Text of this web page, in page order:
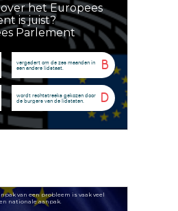
het Europees
is juist?
Parlement
B
vergadert om de zes maanden in
een andere lidstaat.
D
wordt rechtstreeks gekozen door
de burgers van de lidstaten.
van een probleem is vaak veel
nationale aanpak.